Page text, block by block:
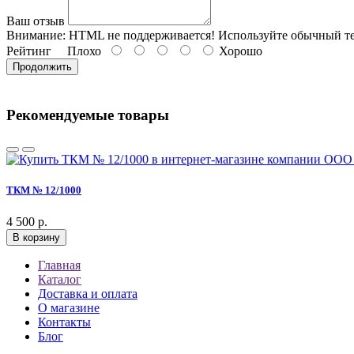
Ваш отзыв
Внимание: HTML не поддерживается! Используйте обычный
Рейтинг Плохо Хорошо
Продолжить
Рекомендуемые товары
ТКМ № 12/1000
4 500 р.
В корзину
Главная
Каталог
Доставка и оплата
О магазине
Контакты
Блог